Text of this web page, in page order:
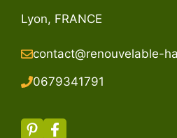
Lyon, FRANCE
contact@renouvelable-
0679341791